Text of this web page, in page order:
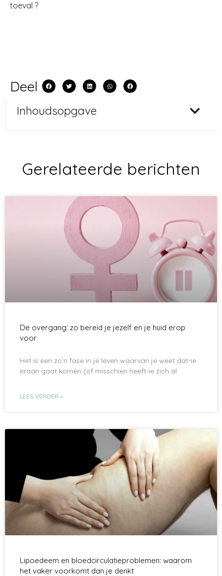
toeval ?
Deel
Inhoudsopgave
Gerelateerde berichten
De overgang: zo bereid je jezelf en je huid erop
voor
Het is een zo’n fase in je leven waarvan je weet dat-ie
eraan gaat komen (of misschien heeft-ie zich al
LEES VERDER »
Lipoedeem en bloedcirculatieproblemen: waarom
het vaker voorkomt dan je denkt